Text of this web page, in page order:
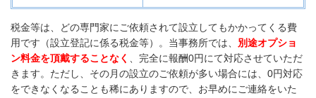
税金等は、どの専門家にご依頼されて設立してもかかってくる費
用です（設立登記に係る税金等）。当事務所では、 別途オプショ
ン料金を頂戴することなく
、完全に報酬0円にて対応させていただ
きます。ただし、その月の設立のご依頼が多い場合には、0円対応
をできなくなることも稀にありますので、お早めにご連絡をいた